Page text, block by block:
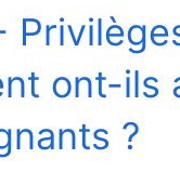
ont-ils
?